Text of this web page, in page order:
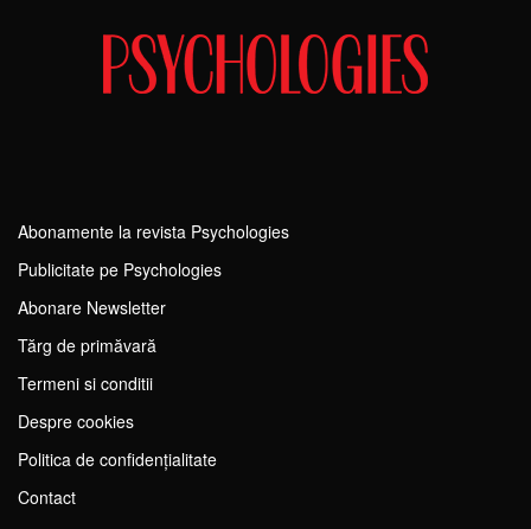
Abonamente la revista Psychologies
Publicitate pe Psychologies
Abonare Newsletter
Tărg de primăvară
Termeni si conditii
Despre cookies
Politica de confidențialitate
Contact